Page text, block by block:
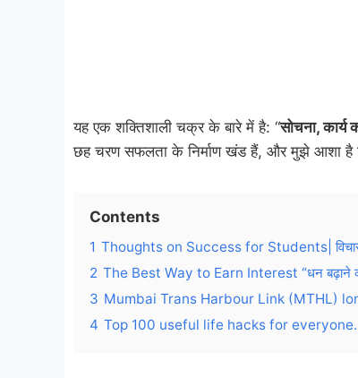
यह एक शक्तिशाली चक्र के बारे में है: “सोचना, कार्य
छह चरण सफलता के निर्माण खंड हैं, और मुझे आशा है
Contents
1 Thoughts on Success for Students| विचारों
2 The Best Way to Earn Interest “धन बढ़ाने का
3 Mumbai Trans Harbour Link (MTHL)
4 Top 100 useful life hacks for everyone.